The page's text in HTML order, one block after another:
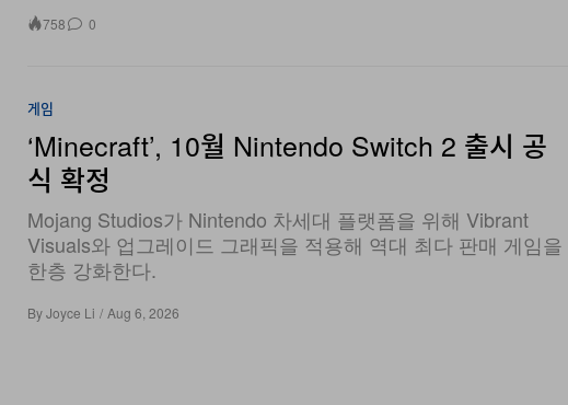
758 0
게임
‘Minecraft’, 10월 Nintendo Switch 2 출시 공
식 확정
Mojang Studios가 Nintendo 차세대 플랫폼을 위해 Vibrant
Visuals와 업그레이드 그래픽을 적용해 역대 최다 판매 게임을
한층 강화한다.
ByJoyce Li / Aug 6, 2026